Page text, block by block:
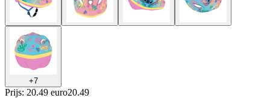
+7
Prijs: 20.49 euro20.49